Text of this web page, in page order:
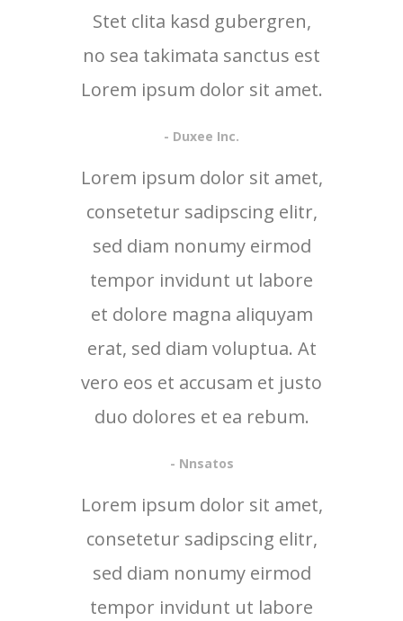
Stet clita kasd gubergren,
no sea takimata sanctus est
Lorem ipsum dolor sit amet.
- Duxee Inc.
Lorem ipsum dolor sit amet,
consetetur sadipscing elitr,
sed diam nonumy eirmod
tempor invidunt ut labore
et dolore magna aliquyam
erat, sed diam voluptua. At
vero eos et accusam et justo
duo dolores et ea rebum.
- Nnsatos
Lorem ipsum dolor sit amet,
consetetur sadipscing elitr,
sed diam nonumy eirmod
tempor invidunt ut labore